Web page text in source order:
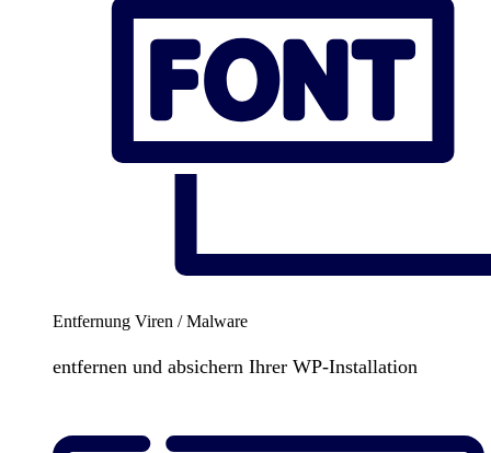
Entfernung Viren / Malware
entfernen und absichern Ihrer WP-Installation